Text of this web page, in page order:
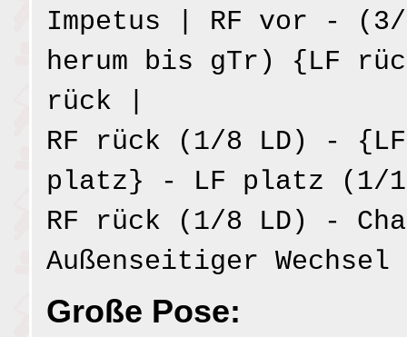
Impetus | RF vor - (3/8
herum bis gTr) {LF
rück |
RF rück (1/8 LD) -
platz} - LF platz (1/1
RF rück (1/8 LD) -
Außenseitiger
Große Pose: